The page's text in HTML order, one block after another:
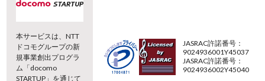
本サービスは、NTT
ドコモグループの新
規事業創出プログラ
ム「docomo
STARTUP」を通じて
JASRAC許諾番号：
9024936001Y45037
JASRAC許諾番号：
9024936002Y45040